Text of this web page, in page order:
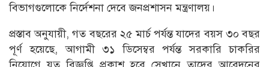
বিভাগগুলোকে নির্দেশনা দেবে জনপ্রশাসন মন্ত্রণালয়।
প্রস্তাব অনুযায়ী, গত বছরের ২৫ মার্চ পর্যন্ত যাদের বয়স ৩০ বছর
পূর্ণ হয়েছে, আগামী ৩১ ডিসেম্বর পর্যন্ত সরকারি চাকরির